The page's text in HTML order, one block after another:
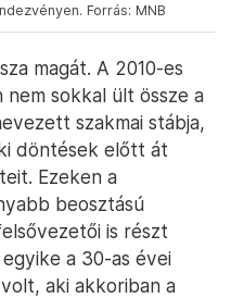
Forrás: MNB
magát. A 2010-es
sokkal ült össze a
szakmai stábja,
döntések előtt át
Ezeken a
beosztású
is részt
a 30-as évei
aki akkoriban a